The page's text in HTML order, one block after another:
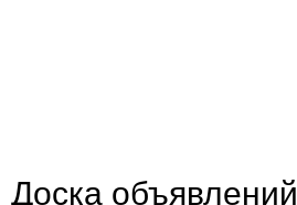
Доска